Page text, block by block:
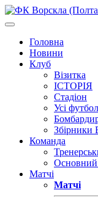
Головна
Новини
Клуб
Візитка
ІСТОРІЯ
Стадіон
Усі
Збірники
Команда
Основний
Матчі
Матчі